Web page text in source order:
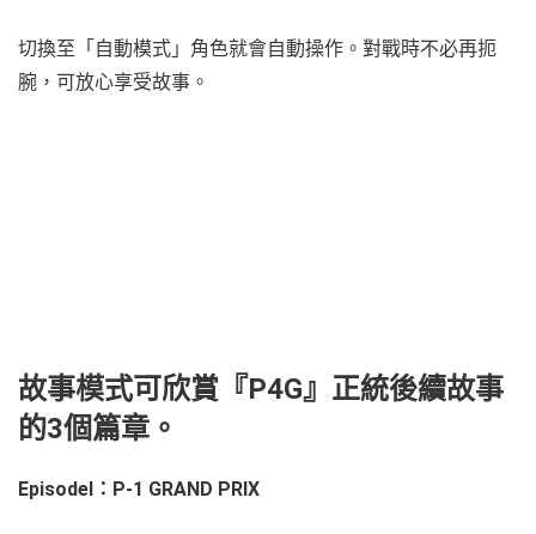
切換至「自動模式」角色就會自動操作。對戰時不必再扼
腕，可放心享受故事。
故事模式可欣賞『P4G』正統後續故事
的3個篇章。
EpisodeⅠ：P-1 GRAND PRIX